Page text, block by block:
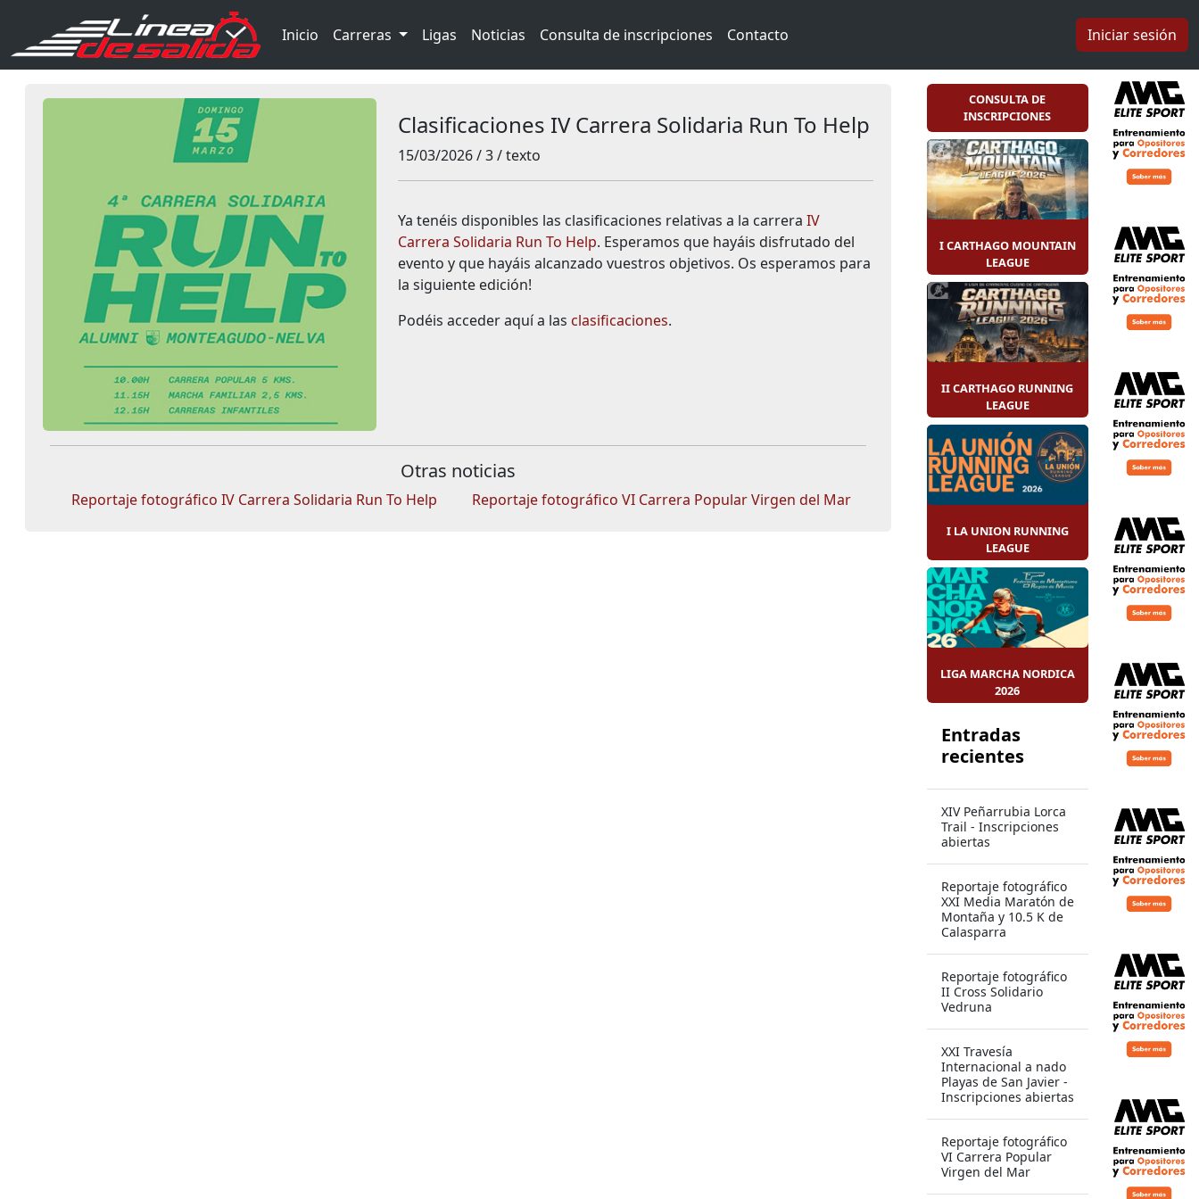
Inicio Carreras Ligas Noticias Consulta de inscripciones Contacto Iniciar sesión
Clasificaciones IV Carrera Solidaria Run To Help
15/03/2026 / 3 / texto
Ya tenéis disponibles las clasificaciones relativas a la carrera IV
Carrera Solidaria Run To Help. Esperamos que hayáis disfrutado del
evento y que hayáis alcanzado vuestros objetivos. Os esperamos para
la siguiente edición!
Podéis acceder aquí a las clasificaciones.
Otras noticias
Reportaje fotográfico IV Carrera Solidaria Run To Help Reportaje fotográfico VI Carrera Popular Virgen del Mar
CONSULTA DE
INSCRIPCIONES
I CARTHAGO MOUNTAIN
LEAGUE
II CARTHAGO RUNNING
LEAGUE
I LA UNION RUNNING
LEAGUE
LIGA MARCHA NORDICA
2026
Entradas
recientes
XIV Peñarrubia Lorca
Trail - Inscripciones
abiertas
Reportaje fotográfico
XXI Media Maratón de
Montaña y 10.5 K de
Calasparra
Reportaje fotográfico
II Cross Solidario
Vedruna
XXI Travesía
Internacional a nado
Playas de San Javier -
Inscripciones abiertas
Reportaje fotográfico
VI Carrera Popular
Virgen del Mar